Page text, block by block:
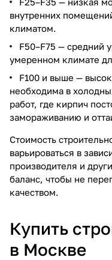
внутренних
климатом.
F50–F75 — средний
умеренном климате
F100 и выше —
необходима в
работ, где кирпич
замораживанию и
Стоимость
варьироваться в
производителя и
баланс, чтобы не
качеством.
Купить
в Москве